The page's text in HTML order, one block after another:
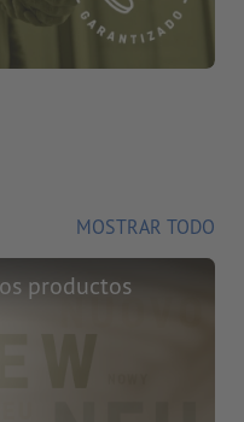
MOSTRAR TODO
productos